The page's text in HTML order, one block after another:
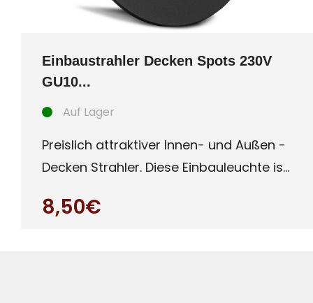
Einbaustrahler Decken Spots 230V
GU10...
Auf Lager
Preislich attraktiver Innen- und Außen -
Decken Strahler. Diese Einbauleuchte ist
8,50€